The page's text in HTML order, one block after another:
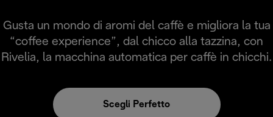
Gusta un mondo di aromi del caffè e migliora la tua
“coffee experience”, dal chicco alla tazzina, con
Rivelia, la macchina automatica per caffè in chicchi.
Scegli Perfetto